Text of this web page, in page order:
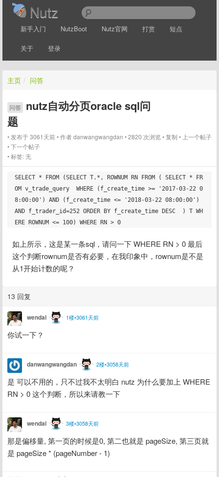
Nutz
新手入门 NutzBoot Nutz官网 打赏 短点
关于 登录
主页 / 问答
问答
nutz自动分页oracle sql问
题
发布于 3061天前 作者danwangwangdan 2820 次浏览 复制
上一个帖子
下一个帖子
标签:无
SELECT * FROM (SELECT T.*, ROWNUM RN FROM ( SELECT * FR
OM v_trade_query  WHERE (f_create_time >= '2017-03-22 0
8:00:00') AND (f_create_time <= '2018-03-22 08:00:00')
AND f_trader_id=252 ORDER BY f_create_time DESC  ) T WH
如上所示，这是某一条sql，请问一下 WHERE RN > 0 最后
这个判断rownum是否有必要，在我印象中，rownum是不是
从1开始计数的呢？
13 回复
wendal 1楼•3061天前
你试一下？
danwangwangdan 2楼•3058天前
是 可以不用的，只不过我不太明白 nutz 为什么要加上 WHERE
RN > 0 这个判断，所以来请教一下
wendal 3楼•3058天前
那是偏移量, 第一页的时候是0, 第二也就是 pageSize, 第三页就
是 pageSize * (pageNumber - 1)